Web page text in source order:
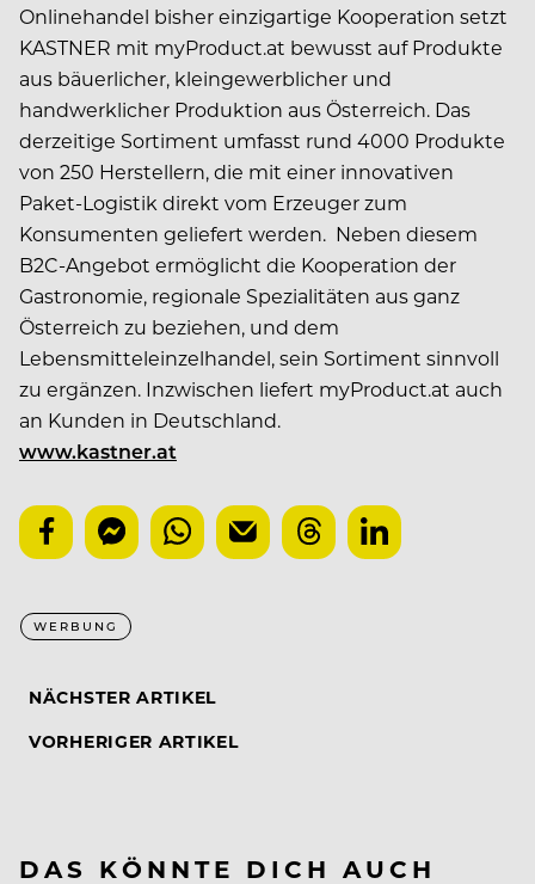
Onlinehandel bisher einzigartige Kooperation setzt
KASTNER mit myProduct.at bewusst auf Produkte
aus bäuerlicher, kleingewerblicher und
handwerklicher Produktion aus Österreich. Das
derzeitige Sortiment umfasst rund 4000 Produkte
von 250 Herstellern, die mit einer innovativen
Paket-Logistik direkt vom Erzeuger zum
Konsumenten geliefert werden. Neben diesem
B2C-Angebot ermöglicht die Kooperation der
Gastronomie, regionale Spezialitäten aus ganz
Österreich zu beziehen, und dem
Lebensmitteleinzelhandel, sein Sortiment sinnvoll
zu ergänzen. Inzwischen liefert myProduct.at auch
an Kunden in Deutschland.
www.kastner.at
WERBUNG
NÄCHSTER ARTIKEL
VORHERIGER ARTIKEL
DAS KÖNNTE DICH AUCH